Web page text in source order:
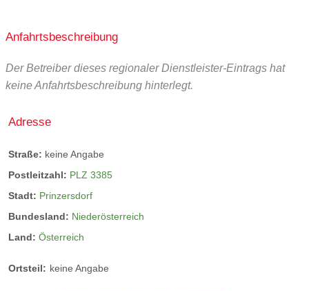
Anfahrtsbeschreibung
Der Betreiber dieses regionaler Dienstleister-Eintrags hat
keine Anfahrtsbeschreibung hinterlegt.
Adresse
Straße: keine Angabe
Postleitzahl: PLZ 3385
Stadt: Prinzersdorf
Bundesland: Niederösterreich
Land: Österreich
Ortsteil: keine Angabe